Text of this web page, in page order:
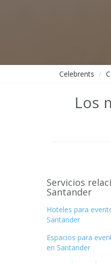
Celebrents
Los
Servicios
Santander
Hoteles para
Santander
Espacios para
en Santander